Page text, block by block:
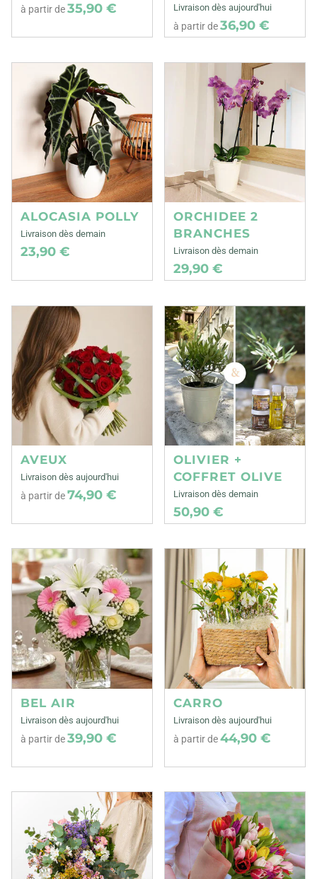
à partir de35,90 € Livraison dès aujourd'hui
à partir de36,90 €
ALOCASIA POLLY
Livraison dès demain
23,90 €
ORCHIDEE 2
BRANCHES
Livraison dès demain
29,90 €
AVEUX
Livraison dès aujourd'hui
à partir de74,90 €
OLIVIER +
COFFRET OLIVE
Livraison dès demain
50,90 €
BEL AIR
Livraison dès aujourd'hui
à partir de39,90 €
CARRO
Livraison dès aujourd'hui
à partir de44,90 €